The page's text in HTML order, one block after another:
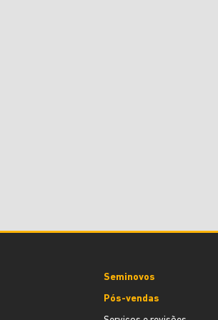
Seminovos
Pós-vendas